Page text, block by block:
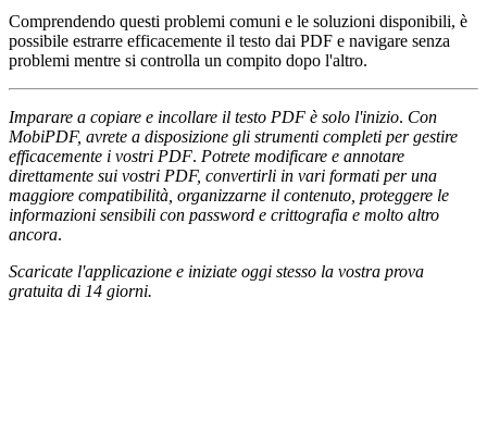
Comprendendo questi problemi comuni e le soluzioni disponibili, è
possibile estrarre efficacemente il testo dai PDF e navigare senza
problemi mentre si controlla un compito dopo l'altro.
Imparare a copiare e incollare il testo PDF è solo l'inizio. Con
MobiPDF, avrete a disposizione gli strumenti completi per gestire
efficacemente i vostri PDF. Potrete modificare e annotare
direttamente sui vostri PDF, convertirli in vari formati per una
maggiore compatibilità, organizzarne il contenuto, proteggere le
informazioni sensibili con password e crittografia e molto altro
ancora.
Scaricate l'applicazione e iniziate oggi stesso la vostra prova
gratuita di 14 giorni.